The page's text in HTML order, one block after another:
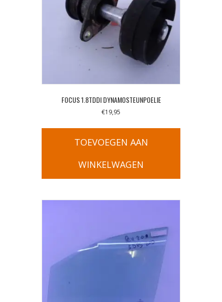
FOCUS 1.8TDDI DYNAMOSTEUNPOELIE
€19,95
TOEVOEGEN AAN
WINKELWAGEN